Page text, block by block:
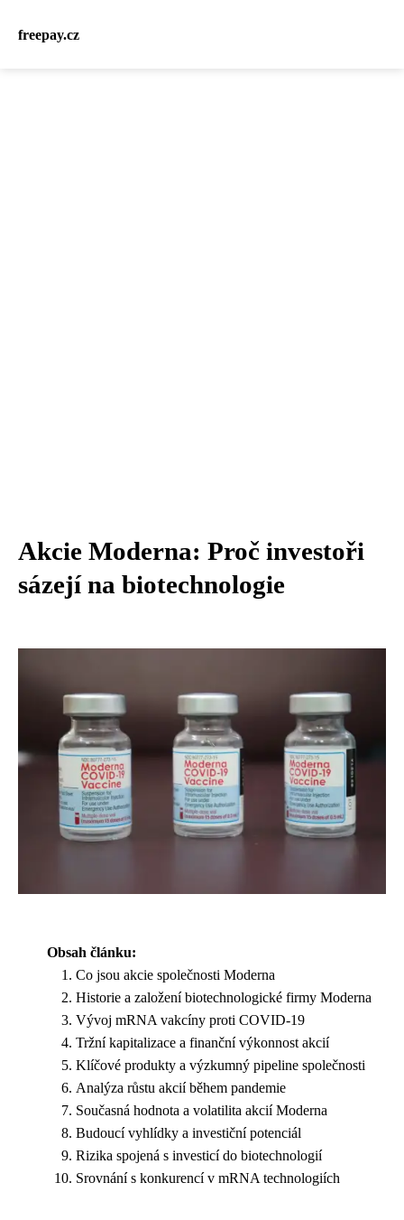
freepay.cz
Akcie Moderna: Proč investoři
sázejí na biotechnologie
Obsah článku:
Co jsou akcie společnosti Moderna
Historie a založení biotechnologické firmy Moderna
Vývoj mRNA vakcíny proti COVID-19
Tržní kapitalizace a finanční výkonnost akcií
Klíčové produkty a výzkumný pipeline společnosti
Analýza růstu akcií během pandemie
Současná hodnota a volatilita akcií Moderna
Budoucí vyhlídky a investiční potenciál
Rizika spojená s investicí do biotechnologií
Srovnání s konkurencí v mRNA technologiích